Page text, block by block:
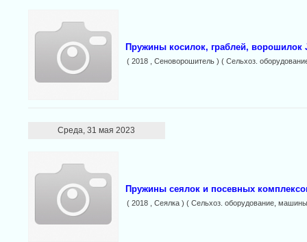
Пружины косилок, граблей, ворошилок
( 2018 , Сеноворошитель ) ( Сельхоз.
Среда, 31 мая 2023
Пружины сеялок и посевных
( 2018 , Сеялка ) ( Сельхоз. оборудование,